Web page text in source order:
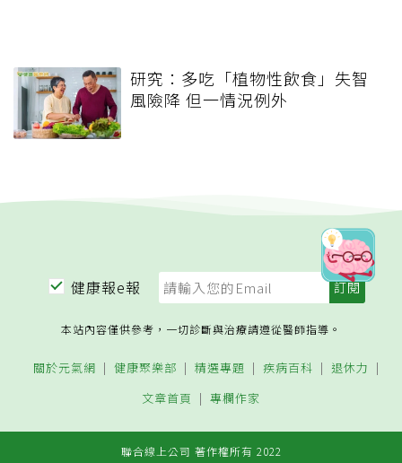
研究：多吃「植物性飲食」失智
風險降 但一情況例外
健康報e報
本站內容僅供參考，一切診斷與治療請遵從醫師指導。
關於元氣網 健康聚樂部 精選專題 疾病百科
退休力
文章首頁
專欄作家
聯合線上公司 著作權所有 2022